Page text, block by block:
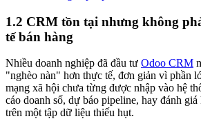
1.2 CRM tồn tại nhưng không
tế bán hàng
Nhiều doanh nghiệp đã đầu tư Odoo CRM
"nghèo nàn" hơn thực tế, đơn giản vì phần
mạng xã hội chưa từng được nhập vào hệ
cáo doanh số, dự báo pipeline, hay đánh giá
trên một tập dữ liệu thiếu hụt.